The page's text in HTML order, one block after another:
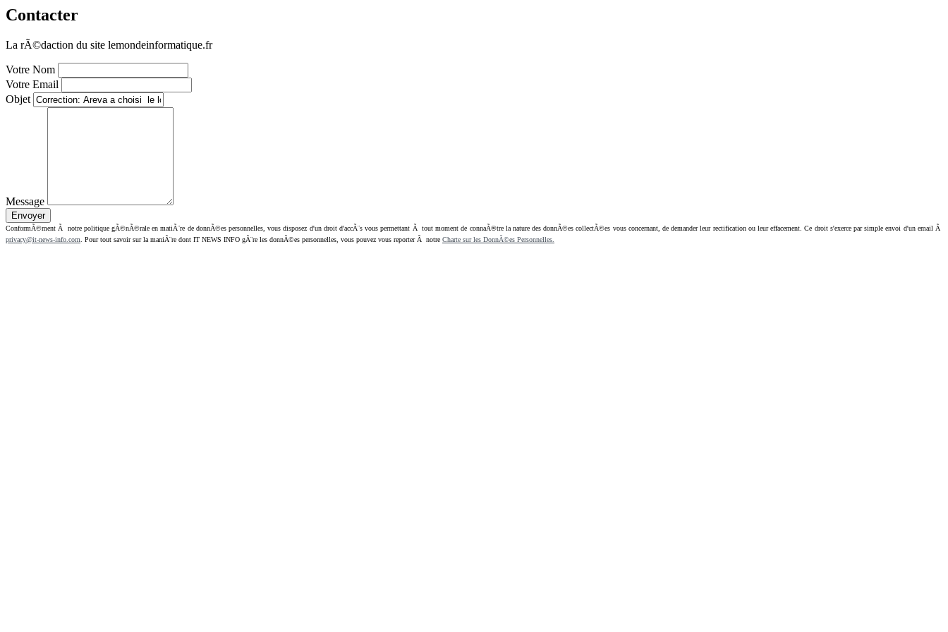
Contacter
La rÃ©daction du site lemondeinformatique.fr
Votre Nom
Votre Email
Objet
Message
ConformÃ©ment Ã notre politique gÃ©nÃ©rale en matiÃ¨re de donnÃ©es personnelles, vous disposez d'un droit d'accÃ¨s vous permettant Ã tout moment de connaÃ®tre la nature des donnÃ©es collectÃ©es vous concernant, de demander leur rectification ou leur effacement. Ce droit s'exerce par simple envoi d'un email Ã
privacy@it-news-info.com . Pour tout savoir sur la maniÃ¨re dont IT NEWS INFO gÃ¨re les donnÃ©es personnelles, vous pouvez vous reporter Ã notre Charte sur les DonnÃ©es Personnelles.